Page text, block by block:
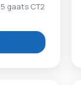
gaats CT2